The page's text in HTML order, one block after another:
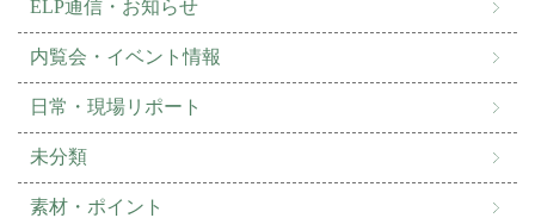
ELP通信・お知らせ
内覧会・イベント情報
日常・現場リポート
未分類
素材・ポイント